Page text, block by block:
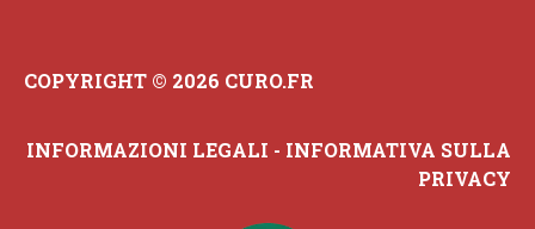
COPYRIGHT © 2026 CURO.FR
INFORMAZIONI LEGALI - INFORMATIVA SULLA
PRIVACY